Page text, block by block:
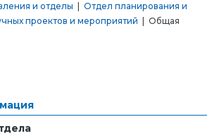
и отделы
Отдел планирования и
проектов и мероприятий | Общая